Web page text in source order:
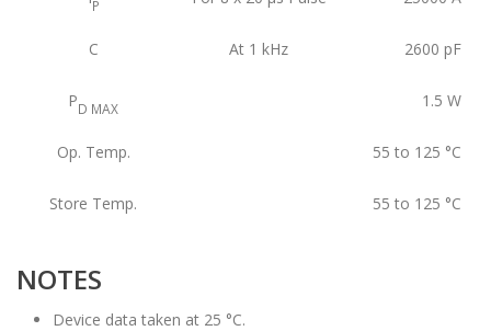
P
C At 1 kHz 2600 pF
PD MAX 1.5 W
Op. Temp. 55 to 125 °C
Store Temp. 55 to 125 °C
NOTES
Device data taken at 25 °C.